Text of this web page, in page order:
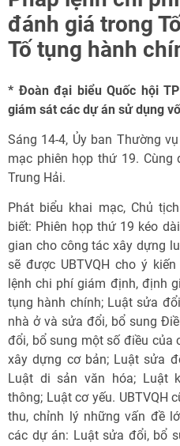
đánh giá trong
Tố tụng hành
* Đoàn đại biểu Quốc hội
giám sát các dự án sử dụng
Sáng 14-4, Ủy ban Thường
mạc phiên họp thứ 19.
Trung Hải.
Phát biểu khai mạc, Chủ
biết: Phiên họp thứ 19 kéo
gian cho công tác xây dựng
sẽ được UBTVQH cho ý
lệnh chi phí giám định, định
tụng hành chính; Luật sửa
nhà ở và sửa đổi, bổ sung
đổi, bổ sung một số điều của
xây dựng cơ bản; Luật sửa
Luật di sản văn hóa; Luật
thông; Luật cơ yếu. UBTVQH
thu, chỉnh lý những vấn đề
các dự án: Luật sửa đổi, bổ